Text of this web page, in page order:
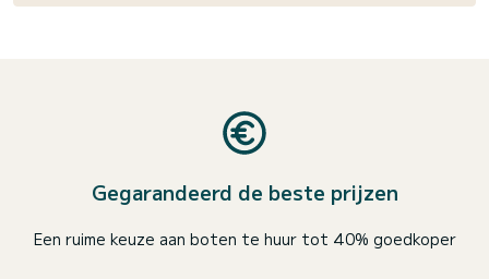
Gegarandeerd de beste prijzen
Een ruime keuze aan boten te huur tot 40% goedkoper